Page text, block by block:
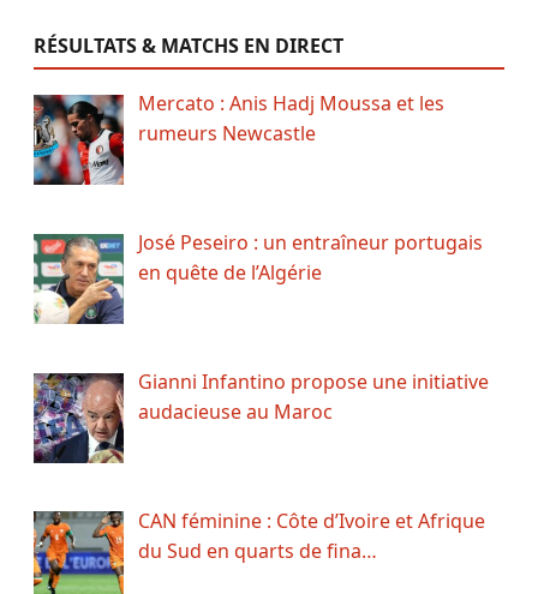
RÉSULTATS & MATCHS EN DIRECT
Mercato : Anis Hadj Moussa et les
rumeurs Newcastle
José Peseiro : un entraîneur portugais
en quête de l’Algérie
Gianni Infantino propose une initiative
audacieuse au Maroc
CAN féminine : Côte d’Ivoire et Afrique
du Sud en quarts de fina…